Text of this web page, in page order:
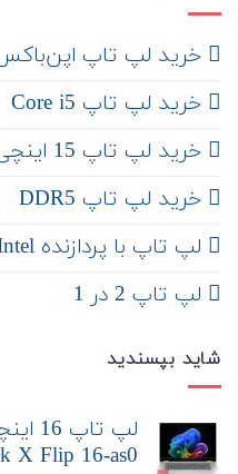
خرید لپ تاپ
خرید لپ تاپ Core i5
‌‌ خرید لپ تاپ 15 اینچی
خرید لپ تاپ DDR5
لپ تاپ با پردازنده Intel
لپ تاپ 2 در 1
شاید بپسندید
X Flip 16-as0